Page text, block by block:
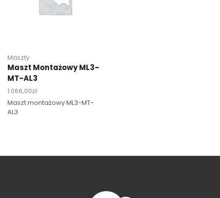
Maszty
Maszt Montażowy ML3-
MT-AL3
1.066,00zł
Maszt montażowy ML3-MT-
AL3